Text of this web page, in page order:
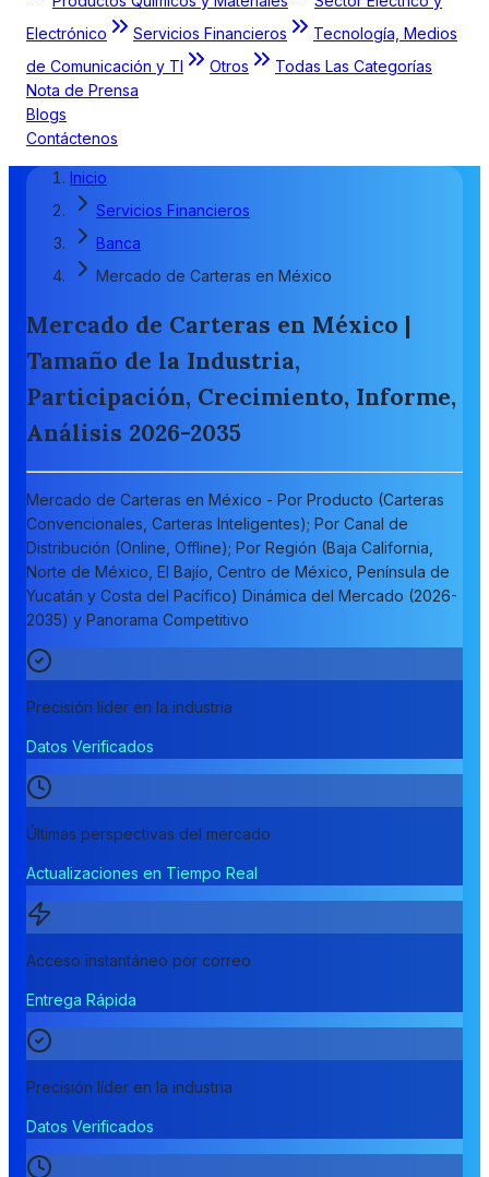
Electrónico
Servicios Financieros
Tecnología, Medios
de Comunicación y TI
Otros
Todas Las Categorías
Nota de Prensa
Blogs
Contáctenos
Inicio
Servicios Financieros
Banca
Mercado de Carteras en México
Mercado de Carteras en México |
Tamaño de la Industria,
Participación, Crecimiento, Informe,
Análisis 2026-2035
Mercado de Carteras en México - Por Producto (Carteras
Convencionales, Carteras Inteligentes); Por Canal de
Distribución (Online, Offline); Por Región (Baja California,
Norte de México, El Bajío, Centro de México, Península de
Yucatán y Costa del Pacífico) Dinámica del Mercado (2026-
2035) y Panorama Competitivo
Precisión líder en la industria
Datos Verificados
Últimas perspectivas del mercado
Actualizaciones en Tiempo Real
Acceso instantáneo por correo
Entrega Rápida
Precisión líder en la industria
Datos Verificados